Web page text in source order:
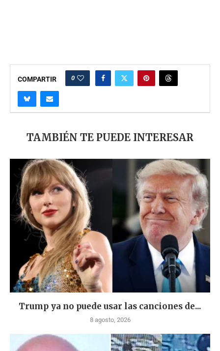
COMPARTIR 0
TAMBIÉN TE PUEDE INTERESAR
Trump ya no puede usar las canciones de...
8 agosto, 2026